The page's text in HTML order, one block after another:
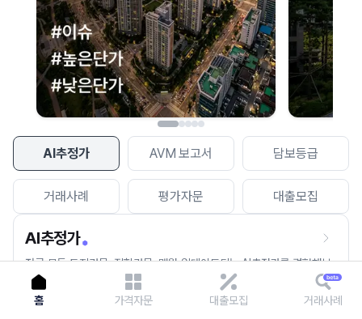
AI추정가 AVM 보고서 담보등급
거래사례 평가자문 대출모집
AI추정가
전국 모든 토지건물, 집합건물, 매월 업데이트되는 AI추정가를 경험해보
세요.
홈 가격자문 대출모집 거래사례